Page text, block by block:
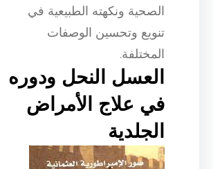
الصحية ونكهته الطبيعية في
تنويع وتحسين الوصفات
المختلفة.
العسل النحل ودوره
في علاج الأمراض
الجلدية